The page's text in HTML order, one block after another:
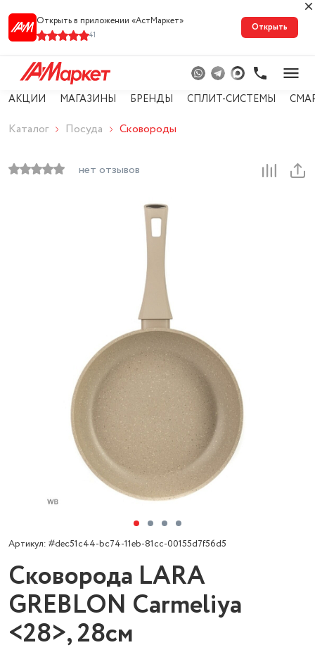
Открыть в приложении «АстМарке‪т‬»
41
Открыть
АКЦИИ МАГАЗИНЫ БРЕНДЫ СПЛИТ-СИСТЕМЫ
Каталог Посуда Сковороды
нет отзывов
Артикул: #dec51c44-bc74-11eb-81cc-00155d7f56d5
Сковорода LARA
GREBLON Carmeliya
<28>, 28см